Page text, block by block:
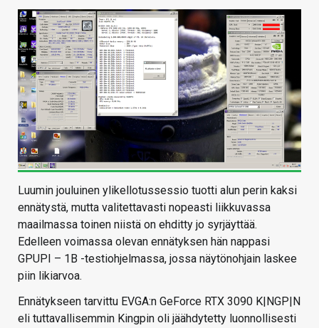
Luumin jouluinen ylikellotussessio tuotti alun perin kaksi
ennätystä, mutta valitettavasti nopeasti liikkuvassa
maailmassa toinen niistä on ehditty jo syrjäyttää.
Edelleen voimassa olevan ennätyksen hän nappasi
GPUPI – 1B -testiohjelmassa, jossa näytönohjain laskee
piin likiarvoa.
Ennätykseen tarvittu EVGA:n GeForce RTX 3090 K|NGP|N
eli tuttavallisemmin Kingpin oli jäähdytetty luonnollisesti